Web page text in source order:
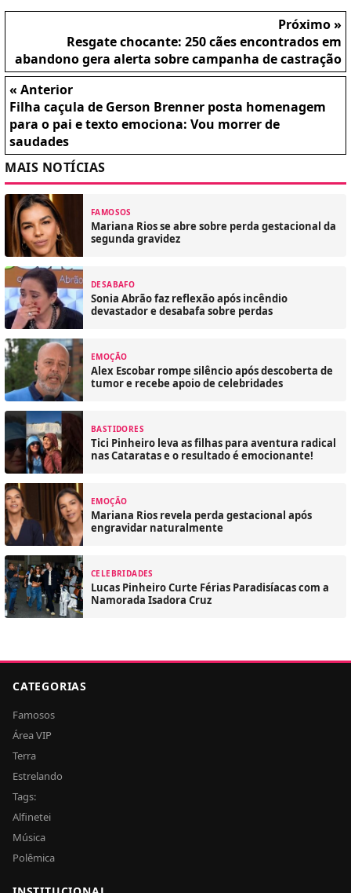
Próximo »
Resgate chocante: 250 cães encontrados em
abandono gera alerta sobre campanha de castração
« Anterior
Filha caçula de Gerson Brenner posta homenagem
para o pai e texto emociona: Vou morrer de
saudades
MAIS NOTÍCIAS
FAMOSOS
Mariana Rios se abre sobre perda gestacional da
segunda gravidez
DESABAFO
Sonia Abrão faz reflexão após incêndio
devastador e desabafa sobre perdas
EMOÇÃO
Alex Escobar rompe silêncio após descoberta de
tumor e recebe apoio de celebridades
BASTIDORES
Tici Pinheiro leva as filhas para aventura radical
nas Cataratas e o resultado é emocionante!
EMOÇÃO
Mariana Rios revela perda gestacional após
engravidar naturalmente
CELEBRIDADES
Lucas Pinheiro Curte Férias Paradisíacas com a
Namorada Isadora Cruz
CATEGORIAS
Famosos
Área VIP
Terra
Estrelando
Tags:
Alfinetei
Música
Polêmica